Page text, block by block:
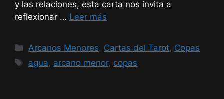
y las relaciones, esta carta nos invita a
reflexionar … Leer más
Categorías
Arcanos Menores, Cartas del Tarot, Copas
Etiquetas
agua, arcano menor, copas